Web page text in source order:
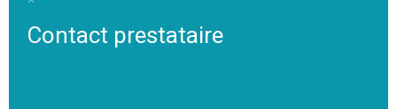
Contact prestataire